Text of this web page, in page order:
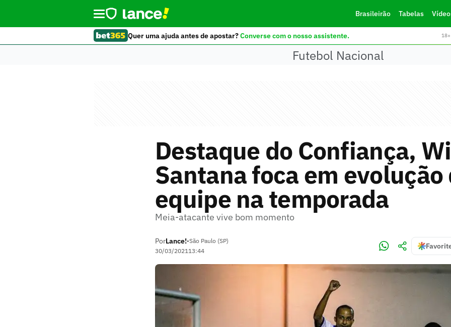
Brasileirão Tabelas
Quer uma ajuda antes de apostar?Converse com o nosso assistente.
Futebol Nacional
Destaque do Confiança,
Santana foca em evolução
equipe na temporada
Meia-atacante vive bom momento
PorLance!•São Paulo (SP)
30/03/202113:44